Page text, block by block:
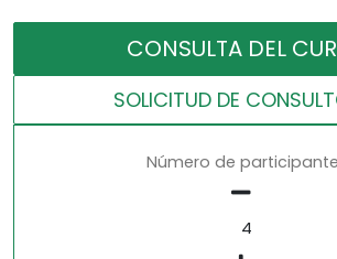
CONSULTA DEL
SOLICITUD DE
Número de